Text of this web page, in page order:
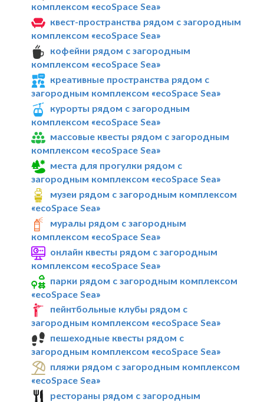
комплексом «ecoSpace Sea»
квест-пространства рядом с загородным
комплексом «ecoSpace Sea»
кофейни рядом с загородным
комплексом «ecoSpace Sea»
креативные пространства рядом с
загородным комплексом «ecoSpace Sea»
курорты рядом с загородным
комплексом «ecoSpace Sea»
массовые квесты рядом с загородным
комплексом «ecoSpace Sea»
места для прогулки рядом с
загородным комплексом «ecoSpace Sea»
музеи рядом с загородным комплексом
«ecoSpace Sea»
муралы рядом с загородным
комплексом «ecoSpace Sea»
онлайн квесты рядом с загородным
комплексом «ecoSpace Sea»
парки рядом с загородным комплексом
«ecoSpace Sea»
пейнтбольные клубы рядом с
загородным комплексом «ecoSpace Sea»
пешеходные квесты рядом с
загородным комплексом «ecoSpace Sea»
пляжи рядом с загородным комплексом
«ecoSpace Sea»
рестораны рядом с загородным